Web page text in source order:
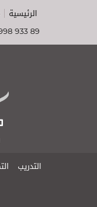
الرئيسية
933 89
التدريب